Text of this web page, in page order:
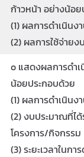
ก้าวหน้า อย่างน้อ
(1) ผลการดำเนิน
(2) ผลการใช้จ่าย
o แสดงผลการดำ
น้อยประกอบด้วย
(1) ผลการดำเนิน
(2) งบประมาณที่ไ
โครงการ/กิจกรรม
(3) ระยะเวลาในก